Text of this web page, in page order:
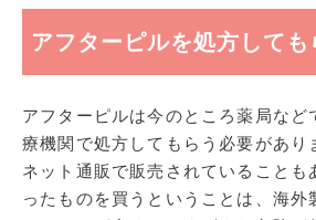
アフターピルを処方しても
アフターピルは今のところ薬局など
療機関で処方してもらう必要があり
ネット通販で販売されていることも
ったものを買うということは、海外